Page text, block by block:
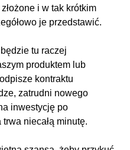
i w tak krótkim
je przedstawić.
tu raczej
produktem lub
kontraktu
zatrudni nowego
inwestycję po
niecałą minutę.